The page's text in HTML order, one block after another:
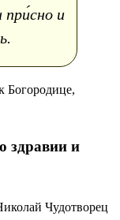
при́сно и
Богородице,
здравии и
Чудотворец